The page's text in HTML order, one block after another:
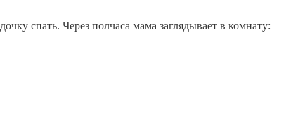
спать. Через полчаса мама заглядывает в комнату: